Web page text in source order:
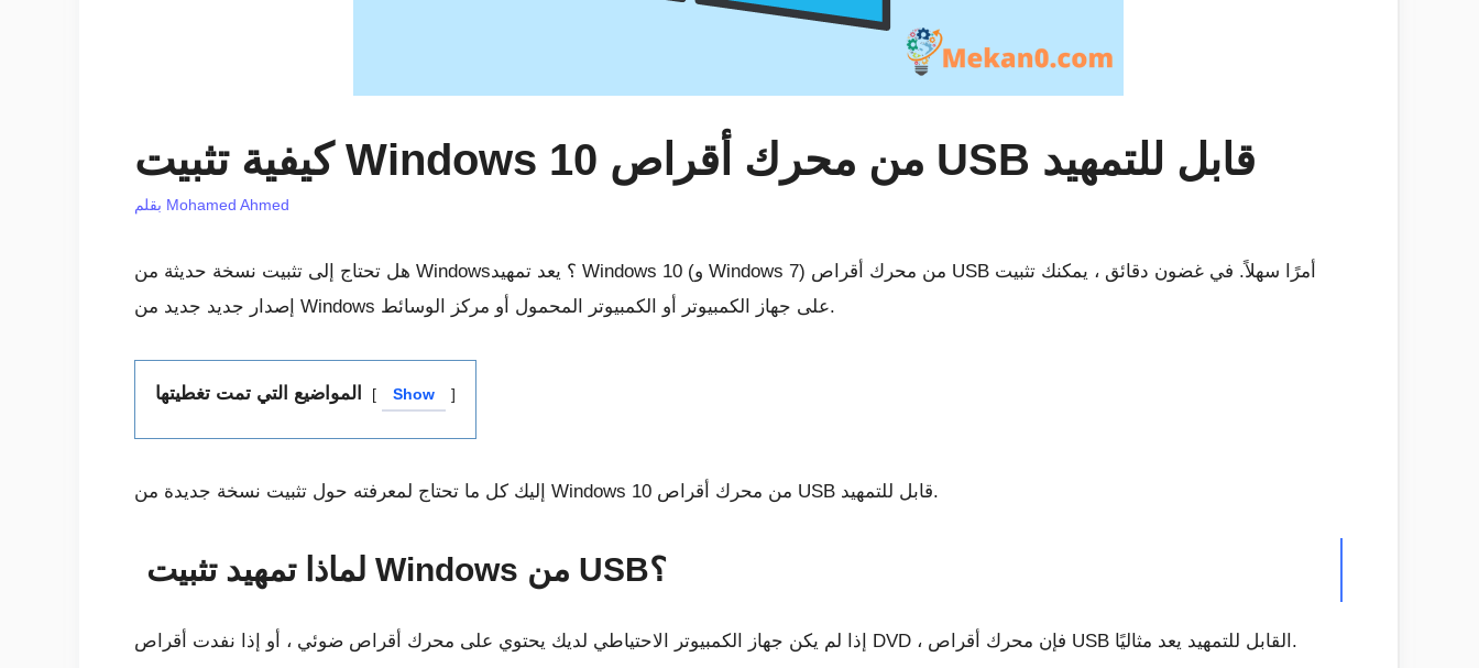
كيفية تثبيت Windows 10 من محرك أقراص USB قابل للتمهيد
Mohamed Ahmed
هل تحتاج إلى تثبيت نسخة حديثة من Windows؟ يعد تمهيد Windows 10 (و Windows 7) من محرك أقراص USB أمرًا سهلاً. في غضون دقائق ، يمكنك تثبيت
إصدار جديد جديد من Windows على جهاز الكمبيوتر أو الكمبيوتر المحمول أو مركز الوسائط.
المواضيع التي تمت تغطيتها Show
إليك كل ما تحتاج لمعرفته حول تثبيت نسخة جديدة من Windows 10 من محرك أقراص USB قابل للتمهيد.
لماذا تمهيد تثبيت Windows من USB؟
إذا لم يكن جهاز الكمبيوتر الاحتياطي لديك يحتوي على محرك أقراص ضوئي ، أو إذا نفدت أقراص DVD ، فإن محرك أقراص USB القابل للتمهيد يعد مثاليًا.